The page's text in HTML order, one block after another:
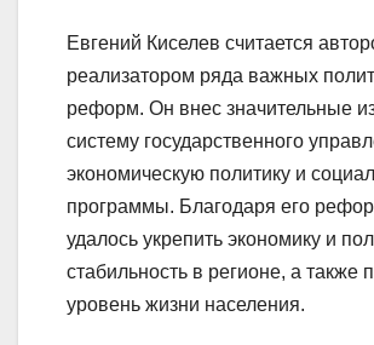
Евгений Киселев считается
реализатором ряда важных
реформ. Он внес значительные
систему государственного
экономическую политику и
программы. Благодаря его
удалось укрепить экономику и
стабильность в регионе, а также
уровень жизни населения.